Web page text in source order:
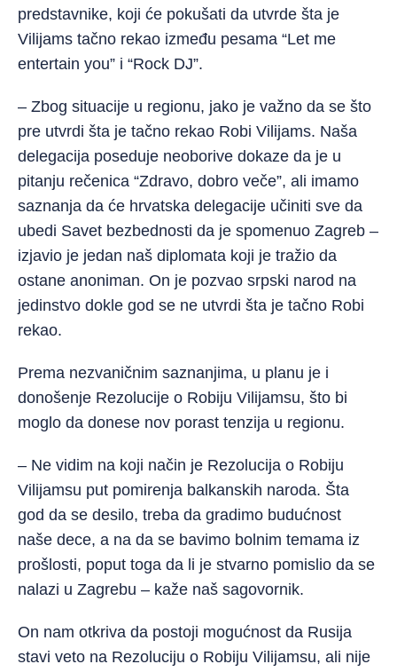
predstavnike, koji će pokušati da utvrde šta je
Vilijams tačno rekao između pesama “Let me
entertain you” i “Rock DJ”.
– Zbog situacije u regionu, jako je važno da se što
pre utvrdi šta je tačno rekao Robi Vilijams. Naša
delegacija poseduje neoborive dokaze da je u
pitanju rečenica “Zdravo, dobro veče”, ali imamo
saznanja da će hrvatska delegacije učiniti sve da
ubedi Savet bezbednosti da je spomenuo Zagreb –
izjavio je jedan naš diplomata koji je tražio da
ostane anoniman. On je pozvao srpski narod na
jedinstvo dokle god se ne utvrdi šta je tačno Robi
rekao.
Prema nezvaničnim saznanjima, u planu je i
donošenje Rezolucije o Robiju Vilijamsu, što bi
moglo da donese nov porast tenzija u regionu.
– Ne vidim na koji način je Rezolucija o Robiju
Vilijamsu put pomirenja balkanskih naroda. Šta
god da se desilo, treba da gradimo budućnost
naše dece, a na da se bavimo bolnim temama iz
prošlosti, poput toga da li je stvarno pomislio da se
nalazi u Zagrebu – kaže naš sagovornik.
On nam otkriva da postoji mogućnost da Rusija
stavi veto na Rezoluciju o Robiju Vilijamsu, ali nije